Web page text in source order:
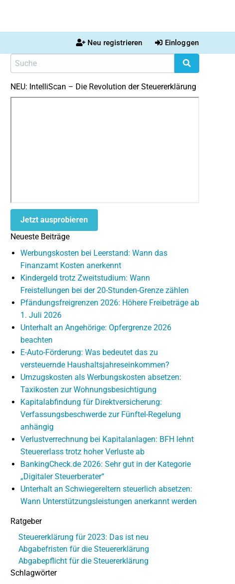
Neu registrieren Einloggen
NEU: IntelliScan – Die Revolution der Steuererklärung
Jetzt ausprobieren
Neueste Beiträge
Werbungskosten bei Leerstand: Wann das
Finanzamt Kosten anerkennt
Kindergeld trotz Zweitstudium: Wann
Freistellungen bei der 20-Stunden-Grenze zählen
Pfändungsfreigrenzen 2026: Höhere Freibeträge ab
1. Juli 2026
Unterhalt an Angehörige: Opfergrenze 2026
beachten
E-Auto-Förderung: Was bedeutet das zu
versteuernde Haushaltsjahreseinkommen?
Umzugskosten als Werbungskosten absetzen:
Taxikosten zur Wohnungsbesichtigung
Kapitalabfindung für Direktversicherung:
Verfassungsbeschwerde zur Fünftel-Regelung
anhängig
Verlustverrechnung bei Kapitalanlagen: BFH lehnt
Steuererlass trotz hoher Verluste ab
BankingCheck.de 2026: Sehr gut in der Kategorie
„Digitaler Steuerberater“
Unterhalt an Schwiegereltern steuerlich absetzen:
Wann Unterstützungsleistungen anerkannt werden
Ratgeber
Steuererklärung für 2023: Das ist neu
Abgabefristen für die Steuererklärung
Abgabepflicht für die Steuererklärung
Schlagwörter